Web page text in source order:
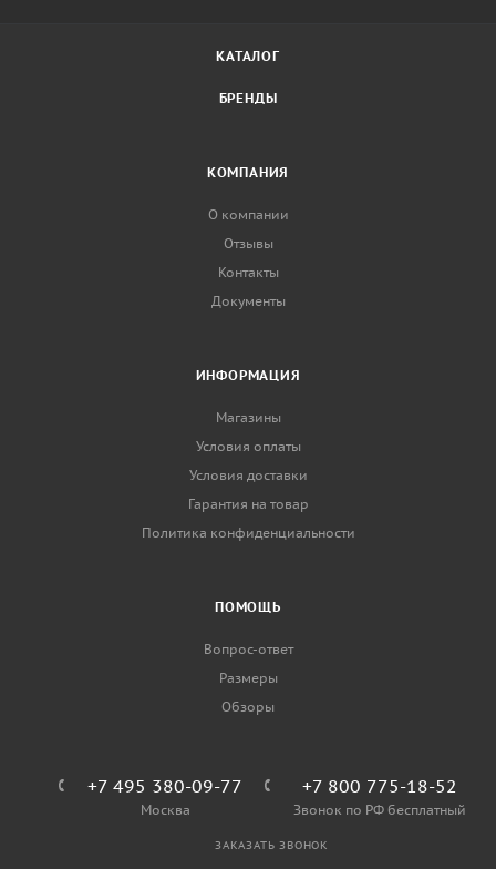
КАТАЛОГ
БРЕНДЫ
КОМПАНИЯ
О компании
Отзывы
Контакты
Документы
ИНФОРМАЦИЯ
Магазины
Условия оплаты
Условия доставки
Гарантия на товар
Политика конфиденциальности
ПОМОЩЬ
Вопрос-ответ
Размеры
Обзоры
+7 495 380-09-77
Москва
+7 800 775-18-52
Звонок по РФ бесплатный
ЗАКАЗАТЬ ЗВОНОК